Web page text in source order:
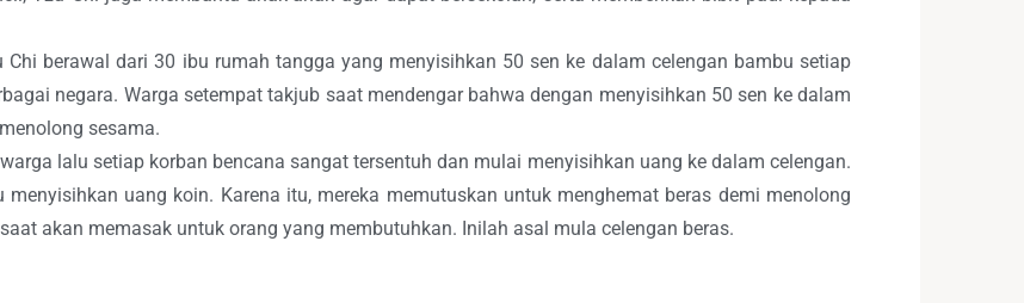
berawal dari 30 ibu rumah tangga yang menyisihkan 50 sen ke dalam celengan bambu setiap
negara. Warga setempat takjub saat mendengar bahwa dengan menyisihkan 50 sen ke dalam
sesama.
lalu setiap korban bencana sangat tersentuh dan mulai menyisihkan uang ke dalam celengan.
uang koin. Karena itu, mereka memutuskan untuk menghemat beras demi menolong
akan memasak untuk orang yang membutuhkan. Inilah asal mula celengan beras.